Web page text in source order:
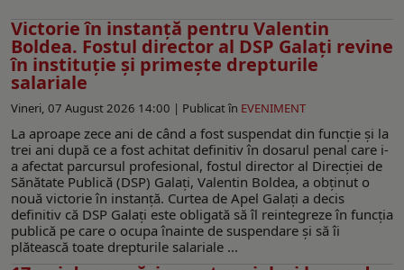
Victorie în instanță pentru Valentin
Boldea. Fostul director al DSP Galați revine
în instituție și primește drepturile
salariale
Vineri, 07 August 2026 14:00 | Publicat în EVENIMENT
La aproape zece ani de când a fost suspendat din funcție și la
trei ani după ce a fost achitat definitiv în dosarul penal care i-
a afectat parcursul profesional, fostul director al Direcției de
Sănătate Publică (DSP) Galați, Valentin Boldea, a obținut o
nouă victorie în instanță. Curtea de Apel Galați a decis
definitiv că DSP Galați este obligată să îl reintegreze în funcția
publică pe care o ocupa înainte de suspendare și să îi
plătească toate drepturile salariale ...